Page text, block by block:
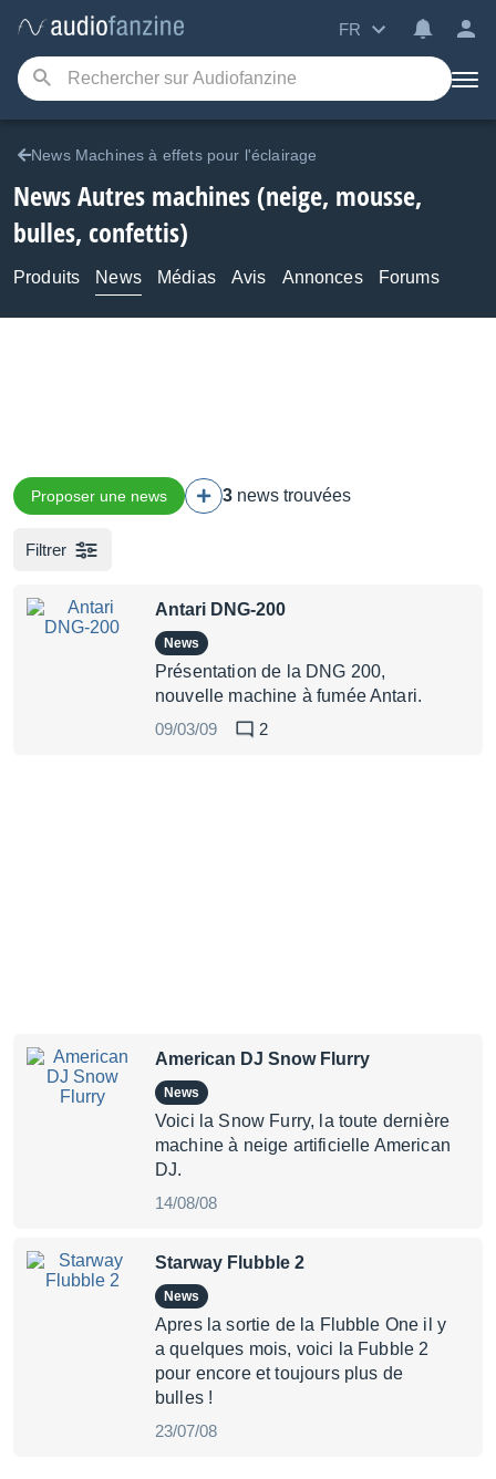
FR
News Machines à effets pour l'éclairage
News Autres machines (neige, mousse,
bulles, confettis)
Produits News Médias Avis Annonces Forums
Proposer une news 3 news trouvées
Filtrer
Antari DNG-200
News
Présentation de la DNG 200,
nouvelle machine à fumée Antari.
09/03/09
2
American DJ Snow Flurry
News
Voici la Snow Furry, la toute dernière
machine à neige artificielle American
DJ.
14/08/08
Starway Flubble 2
News
Apres la sortie de la Flubble One il y
a quelques mois, voici la Fubble 2
pour encore et toujours plus de
bulles !
23/07/08